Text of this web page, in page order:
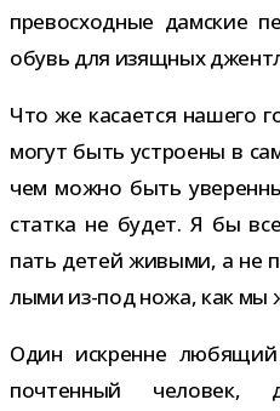
пре­вос­ход­ные дам­ские
обувь для изящ­ных
Что же каса­ется нашего
могут быть устро­ены в
чем можно быть
статка не будет. Я бы
пать детей живыми, а не
лыми из-​под ножа, как мы
Один искренне
почтен­ный чело­век,